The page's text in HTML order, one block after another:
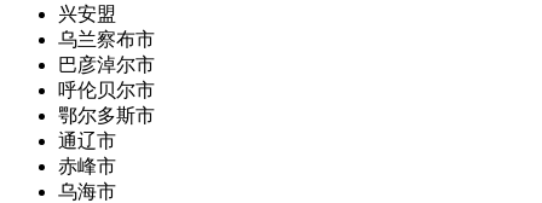
兴安盟
乌兰察布市
巴彦淖尔市
呼伦贝尔市
鄂尔多斯市
通辽市
赤峰市
乌海市